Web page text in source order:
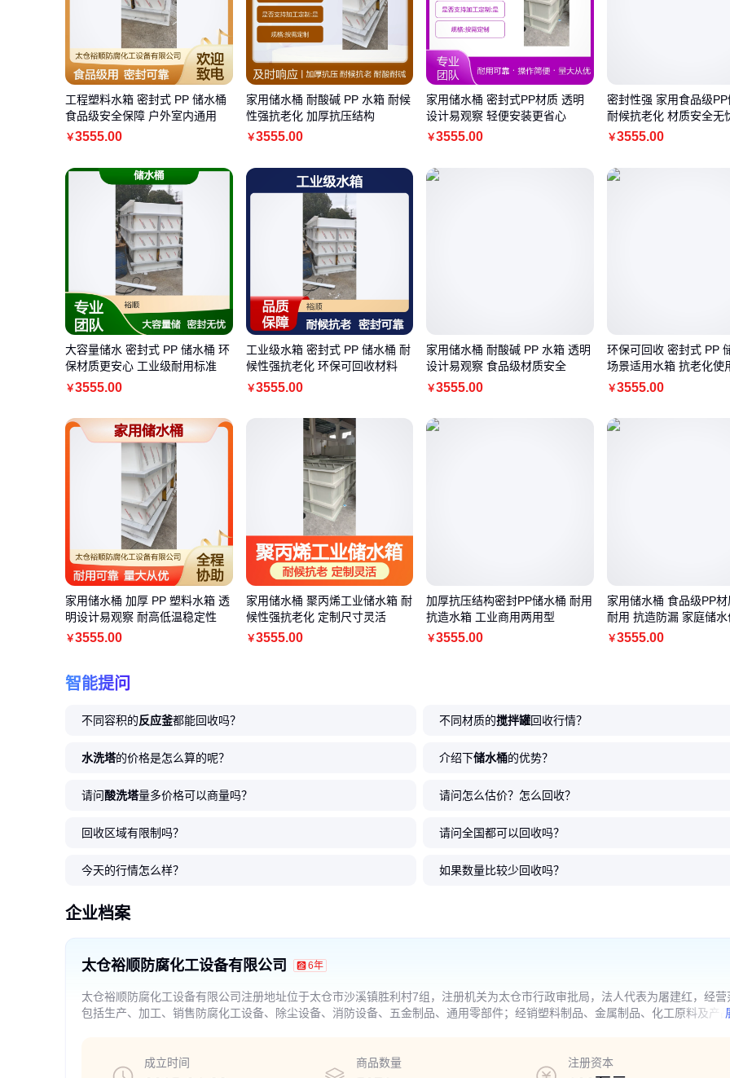
工程塑料水箱 密封式 PP 储水桶
食品级安全保障 户外室内通用
￥3555.00
家用储水桶 耐酸碱 PP 水箱 耐候
性强抗老化 加厚抗压结构
￥3555.00
家用储水桶 密封式PP材质 透明
设计易观察 轻便安装更省心
￥3555.00
密封性强 家用食品级PP
耐候抗老化 材质安全无
￥3555.00
大容量储水 密封式 PP 储水桶 环
保材质更安心 工业级耐用标准
￥3555.00
工业级水箱 密封式 PP 储水桶 耐
候性强抗老化 环保可回收材料
￥3555.00
家用储水桶 耐酸碱 PP 水箱 透明
设计易观察 食品级材质安全
￥3555.00
环保可回收 密封式 PP
场景适用水箱 抗老化使
￥3555.00
家用储水桶 加厚 PP 塑料水箱 透
明设计易观察 耐高低温稳定性
￥3555.00
家用储水桶 聚丙烯工业储水箱 耐
候性强抗老化 定制尺寸灵活
￥3555.00
加厚抗压结构密封PP储水桶 耐用
抗造水箱 工业商用两用型
￥3555.00
家用储水桶 食品级PP
耐用 抗造防漏 家庭储水
￥3555.00
安全储水新选择 定制尺寸灵活
加厚抗压更稳固 环保可回收材料
用抗造 耐高低温稳定性 家庭必备
轻便移动不费力 耐高低温稳定性
安全储水新选择 密封防漏设计
智能提问
不同容积的反应釜都能回收吗？ 不同材质的搅拌罐回收行情？
水洗塔的价格是怎么算的呢？ 介绍下储水桶的优势？
请问酸洗塔量多价格可以商量吗？ 请问怎么估价？怎么回收？
回收区域有限制吗？ 请问全国都可以回收吗？
今天的行情怎么样？ 如果数量比较少回收吗？
企业档案
太仓裕顺防腐化工设备有限公司 6年
太仓裕顺防腐化工设备有限公司注册地址位于太仓市沙溪镇胜利村7组，注册机关为太仓市行政审批局，法人代表为屠建红，经营
包括生产、加工、销售防腐化工设备、除尘设备、消防设备、五金制品、通用零部件；经销塑料制品、金属制品、化工原料及产
成立时间 商品数量 注册资本